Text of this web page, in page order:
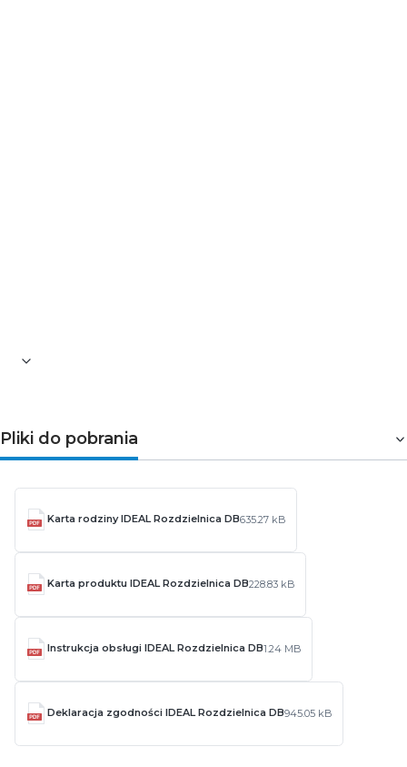
Pliki do pobrania
Karta rodziny IDEAL Rozdzielnica DB635.27 kB
Karta produktu IDEAL Rozdzielnica DB228.83 kB
Instrukcja obsługi IDEAL Rozdzielnica DB1.24 MB
Deklaracja zgodności IDEAL Rozdzielnica DB945.05 kB